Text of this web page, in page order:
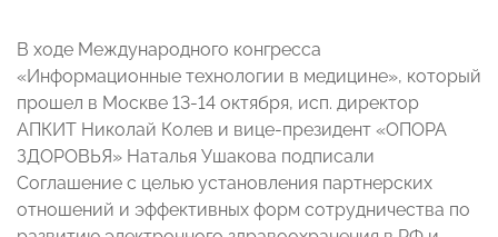
В ходе Международного конгресса
«Информационные технологии в медицине», который
прошел в Москве 13-14 октября, исп. директор
АПКИТ Николай Колев и вице-президент «ОПОРА
ЗДОРОВЬЯ» Наталья Ушакова подписали
Соглашение с целью установления партнерских
отношений и эффективных форм сотрудничества по